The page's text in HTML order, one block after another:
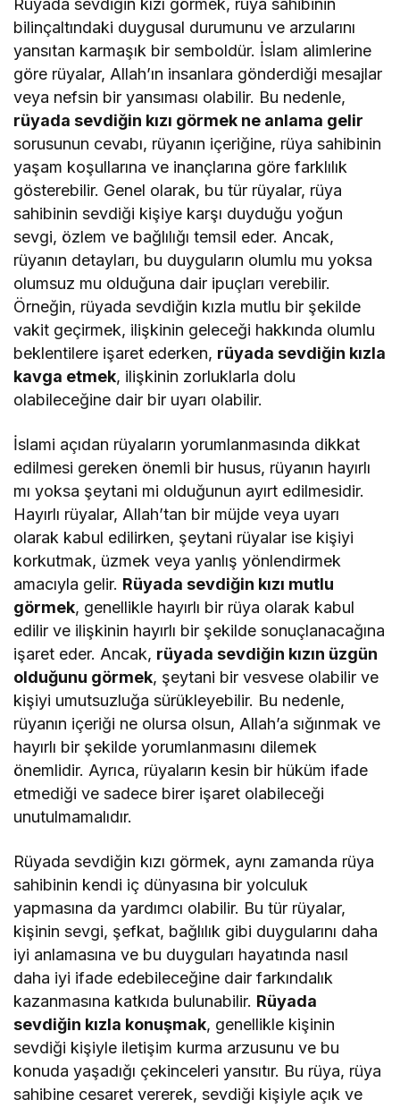
Rüyada sevdiğin kızı görmek, rüya sahibinin
bilinçaltındaki duygusal durumunu ve arzularını
yansıtan karmaşık bir semboldür. İslam alimlerine
göre rüyalar, Allah’ın insanlara gönderdiği mesajlar
veya nefsin bir yansıması olabilir. Bu nedenle,
rüyada sevdiğin kızı görmek ne anlama gelir
sorusunun cevabı, rüyanın içeriğine, rüya sahibinin
yaşam koşullarına ve inançlarına göre farklılık
gösterebilir. Genel olarak, bu tür rüyalar, rüya
sahibinin sevdiği kişiye karşı duyduğu yoğun
sevgi, özlem ve bağlılığı temsil eder. Ancak,
rüyanın detayları, bu duyguların olumlu mu yoksa
olumsuz mu olduğuna dair ipuçları verebilir.
Örneğin, rüyada sevdiğin kızla mutlu bir şekilde
vakit geçirmek, ilişkinin geleceği hakkında olumlu
beklentilere işaret ederken, rüyada sevdiğin kızla
kavga etmek, ilişkinin zorluklarla dolu
olabileceğine dair bir uyarı olabilir.
İslami açıdan rüyaların yorumlanmasında dikkat
edilmesi gereken önemli bir husus, rüyanın hayırlı
mı yoksa şeytani mi olduğunun ayırt edilmesidir.
Hayırlı rüyalar, Allah’tan bir müjde veya uyarı
olarak kabul edilirken, şeytani rüyalar ise kişiyi
korkutmak, üzmek veya yanlış yönlendirmek
amacıyla gelir. Rüyada sevdiğin kızı mutlu
görmek, genellikle hayırlı bir rüya olarak kabul
edilir ve ilişkinin hayırlı bir şekilde sonuçlanacağına
işaret eder. Ancak, rüyada sevdiğin kızın üzgün
olduğunu görmek, şeytani bir vesvese olabilir ve
kişiyi umutsuzluğa sürükleyebilir. Bu nedenle,
rüyanın içeriği ne olursa olsun, Allah’a sığınmak ve
hayırlı bir şekilde yorumlanmasını dilemek
önemlidir. Ayrıca, rüyaların kesin bir hüküm ifade
etmediği ve sadece birer işaret olabileceği
unutulmamalıdır.
Rüyada sevdiğin kızı görmek, aynı zamanda rüya
sahibinin kendi iç dünyasına bir yolculuk
yapmasına da yardımcı olabilir. Bu tür rüyalar,
kişinin sevgi, şefkat, bağlılık gibi duygularını daha
iyi anlamasına ve bu duyguları hayatında nasıl
daha iyi ifade edebileceğine dair farkındalık
kazanmasına katkıda bulunabilir. Rüyada
sevdiğin kızla konuşmak, genellikle kişinin
sevdiği kişiyle iletişim kurma arzusunu ve bu
konuda yaşadığı çekinceleri yansıtır. Bu rüya, rüya
sahibine cesaret vererek, sevdiği kişiyle açık ve